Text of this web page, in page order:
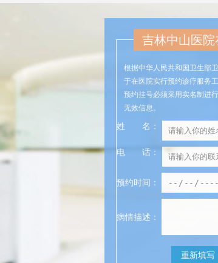
吉林中山医
根据中华人民共和国卫生部
于在医院实行预约诊疗服务
预约挂号必须采用实名制进
无效信息。
姓 名 ：
电 话 ：
预约时间：
病情描述：